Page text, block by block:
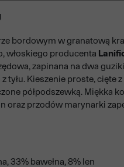
bordowym w granatową
włoskiego producenta
zapinana na dwa
tyłu. Kieszenie proste, cięte
półpodszewką. Miękka
oraz przodów marynarki
33% bawełna, 8% len